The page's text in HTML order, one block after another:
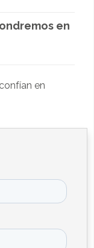
en
en